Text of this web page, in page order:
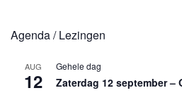
Agenda / Lezingen
AUG
12
Gehele dag
Zaterdag 12 september –